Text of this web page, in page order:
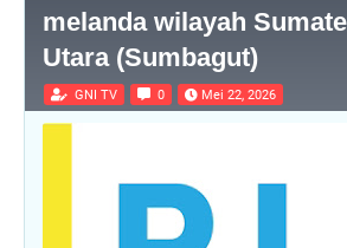
melanda wilayah
Utara (Sumbagut)
GNI TV 0 Mei 22, 2026